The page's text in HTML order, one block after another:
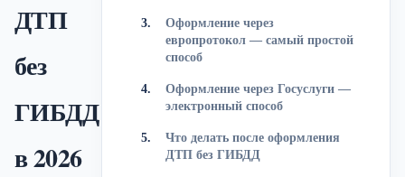
ДТП
без
ГИБДД
в 2026
Оформление через
европротокол — самый простой
способ
Оформление через Госуслуги —
электронный способ
Что делать после оформления
ДТП без ГИБДД